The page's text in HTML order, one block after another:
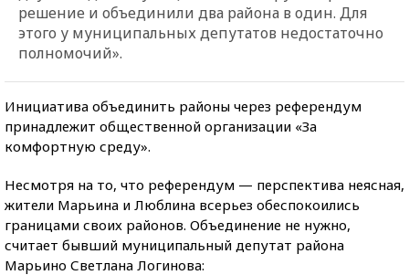
решение и объединили два района в один. Для
этого у муниципальных депутатов недостаточно
полномочий».
Инициатива объединить районы через референдум
принадлежит общественной организации «За
комфортную среду».
Несмотря на то, что референдум — перспектива неясная,
жители Марьина и Люблина всерьез обеспокоились
границами своих районов. Объединение не нужно,
считает бывший муниципальный депутат района
Марьино Светлана Логинова: